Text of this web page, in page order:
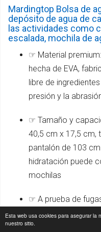
Esta web usa cookies para asegurar la
nuestro sitio.
Mardingtop Bolsa de
depósito de agua de
las actividades como
escalada, mochila de
☞ Material
hecha de EVA,
libre de
presión y la
☞ Tamaño y
40,5 cm x 17,5 cm,
pantalón de 103
hidratación puede
mochilas
☞ A prueba de
como el método
agua, el sellado es